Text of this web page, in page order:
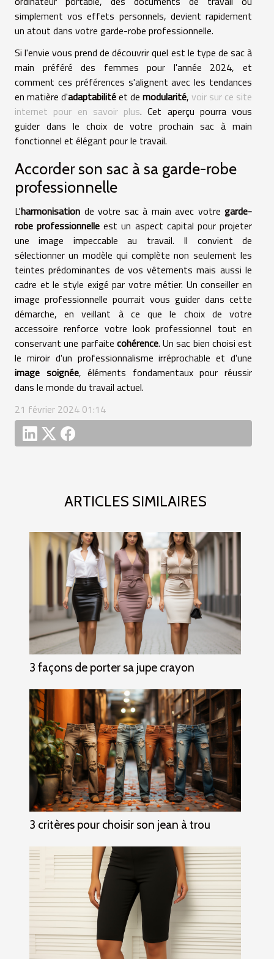
simplement vos effets personnels, devient rapidement
un atout dans votre garde-robe professionnelle.
Si l'envie vous prend de découvrir quel est le type de sac à
main préféré des femmes pour l'année 2024, et
comment ces préférences s'alignent avec les tendances
en matière d'adaptabilitéet de modularité, voir sur ce site
internet pour en savoir plus. Cet aperçu pourra vous
guider dans le choix de votre prochain sac à main
fonctionnel et élégant pour le travail.
Accorder son sac à sa garde-robe
professionnelle
L'harmonisation de votre sac à main avec votre garde-
robe professionnelle est un aspect capital pour projeter
une image impeccable au travail. Il convient de
sélectionner un modèle qui complète non seulement les
teintes prédominantes de vos vêtements mais aussi le
cadre et le style exigé par votre métier. Un conseiller en
image professionnelle pourrait vous guider dans cette
démarche, en veillant à ce que le choix de votre
accessoire renforce votre look professionnel tout en
conservant une parfaite cohérence. Un sac bien choisi est
le miroir d'un professionnalisme irréprochable et d'une
image soignée, éléments fondamentaux pour réussir
dans le monde du travail actuel.
21 février 2024 01:14
ARTICLES SIMILAIRES
3 façons de porter sa jupe crayon
3 critères pour choisir son jean à trou